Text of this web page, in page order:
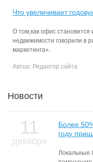
Что увеличивает
О том,как офис становится
недвижимости говорили в
маркетинга».
Автор: Редактор сайта
Новости
11
декабря
Более
году
Локальные